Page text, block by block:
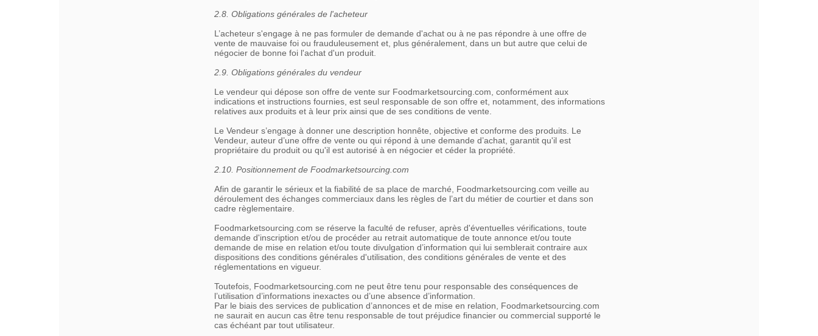
2.8. Obligations générales de l'acheteur
L’acheteur s'engage à ne pas formuler de demande d'achat ou à ne pas répondre à une offre de
vente de mauvaise foi ou frauduleusement et, plus généralement, dans un but autre que celui de
négocier de bonne foi l'achat d'un produit.
2.9. Obligations générales du vendeur
Le vendeur qui dépose son offre de vente sur Foodmarketsourcing.com, conformément aux
indications et instructions fournies, est seul responsable de son offre et, notamment, des informations
relatives aux produits et à leur prix ainsi que de ses conditions de vente.
Le Vendeur s’engage à donner une description honnête, objective et conforme des produits. Le
Vendeur, auteur d’une offre de vente ou qui répond à une demande d’achat, garantit qu'il est
propriétaire du produit ou qu'il est autorisé à en négocier et céder la propriété.
2.10. Positionnement de Foodmarketsourcing.com
Afin de garantir le sérieux et la fiabilité de sa place de marché, Foodmarketsourcing.com veille au
déroulement des échanges commerciaux dans les règles de l’art du métier de courtier et dans son
cadre règlementaire.
Foodmarketsourcing.com se réserve la faculté de refuser, après d'éventuelles vérifications, toute
demande d'inscription et/ou de procéder au retrait automatique de toute annonce et/ou toute
demande de mise en relation et/ou toute divulgation d’information qui lui semblerait contraire aux
dispositions des conditions générales d'utilisation, des conditions générales de vente et des
réglementations en vigueur.
Toutefois, Foodmarketsourcing.com ne peut être tenu pour responsable des conséquences de
l’utilisation d’informations inexactes ou d’une absence d’information.
Par le biais des services de publication d’annonces et de mise en relation, Foodmarketsourcing.com
ne saurait en aucun cas être tenu responsable de tout préjudice financier ou commercial supporté le
cas échéant par tout utilisateur.